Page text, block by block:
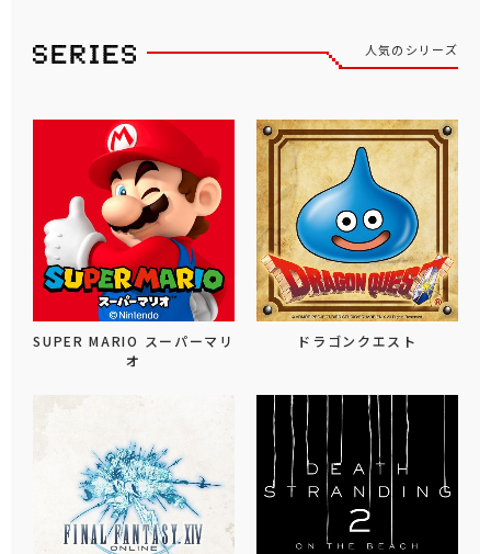
人気のシリーズ
SUPER MARIO スーパーマリ
オ
ドラゴンクエスト